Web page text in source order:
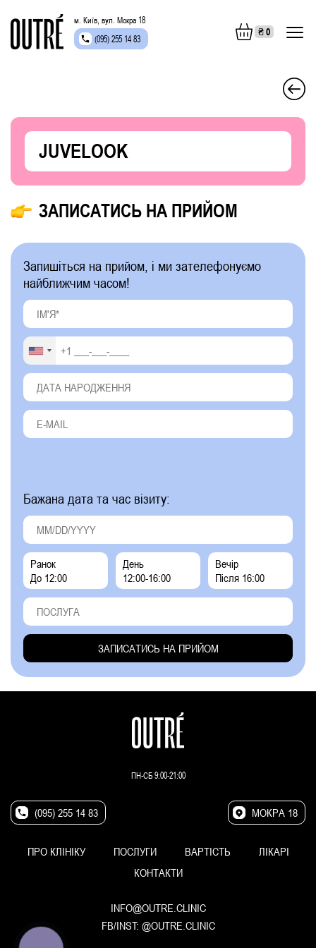
м. Київ, вул. Мокра 18
(095) 255 14 83
₴0
JUVELOOK
ЗАПИСАТИСЬ НА ПРИЙОМ
Запишіться на прийом, і ми зателефонуємо
найближчим часом!
Бажана дата та час візиту:
Ранок
До 12:00
День
12:00-16:00
Вечір
Після 16:00
ПН-СБ 9:00-21:00
(095) 255 14 83 МОКРА 18
ПРО КЛІНІКУ ПОСЛУГИ ВАРТІСТЬ
ЛІКАРІ
КОНТАКТИ
INFO@OUTRE.CLINIC
FB/INST: @OUTRE.CLINIC